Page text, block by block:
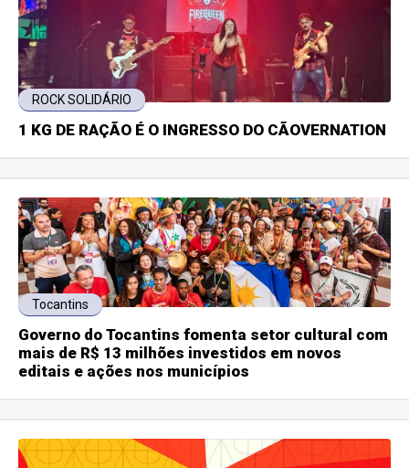
ROCK SOLIDÁRIO
1 KG DE RAÇÃO É O INGRESSO DO CÃOVERNATION
Tocantins
Governo do Tocantins fomenta setor cultural com
mais de R$ 13 milhões investidos em novos
editais e ações nos municípios